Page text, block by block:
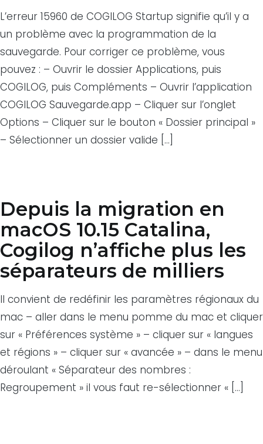
L’erreur 15960 de COGILOG Startup signifie qu’il y a
un problème avec la programmation de la
sauvegarde. Pour corriger ce problème, vous
pouvez : – Ouvrir le dossier Applications, puis
COGILOG, puis Compléments – Ouvrir l’application
COGILOG Sauvegarde.app – Cliquer sur l’onglet
Options – Cliquer sur le bouton « Dossier principal »
– Sélectionner un dossier valide […]
Depuis la migration en
macOS 10.15 Catalina,
Cogilog n’affiche plus les
séparateurs de milliers
Il convient de redéfinir les paramètres régionaux du
mac – aller dans le menu pomme du mac et cliquer
sur « Préférences système » – cliquer sur « langues
et régions » – cliquer sur « avancée » – dans le menu
déroulant « Séparateur des nombres :
Regroupement » il vous faut re-sélectionner « […]